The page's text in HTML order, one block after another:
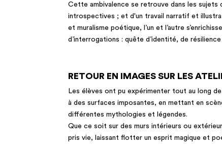
Cette ambivalence se retrouve dans les
introspectives ; et d'un travail narratif et
et muralisme poétique, l’un et l’autre
d’interrogations : quête d’identité, de
RETOUR EN IMAGES SUR LES
Les élèves ont pu expérimenter tout au long
à des surfaces imposantes, en mettant en
différentes mythologies et légendes.
Que ce soit sur des murs intérieurs ou
pris vie, laissant flotter un esprit magique et